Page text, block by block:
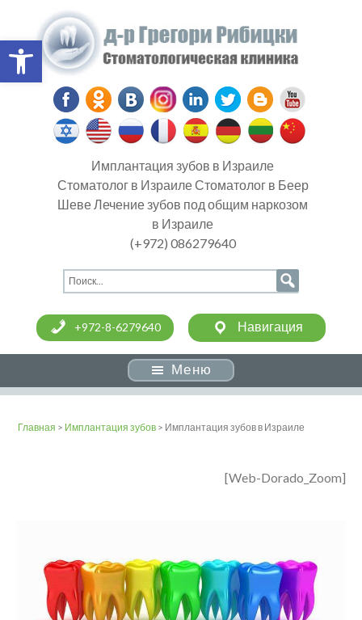
Open toolbar
Имплантация зубов в Израиле
Стоматолог в Израиле Стоматолог в Беер
Шеве Лечение зубов под общим наркозом
в Израиле
(+972) 086279640
+972-8-6279640 Навигация
Меню
Главная > Имплантация зубов > Имплантация зубов в Израиле
[Web-Dorado_Zoom]